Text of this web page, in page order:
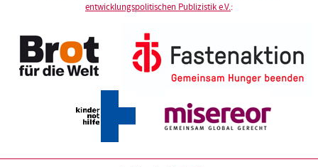
entwicklungspolitischen Publizistik e.V.: